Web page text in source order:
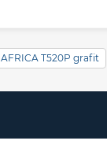
AFRICA T520P grafit